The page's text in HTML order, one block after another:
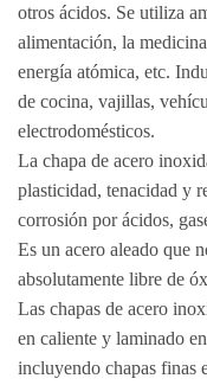
otros ácidos. Se utiliza
alimentación, la
energía atómica, etc.
de cocina, vajillas,
electrodomésticos.
La chapa de acero
plasticidad, tenacidad y
corrosión por ácidos,
Es un acero aleado que
absolutamente libre de
Las chapas de acero
en caliente y laminado
incluyendo chapas finas